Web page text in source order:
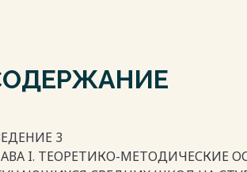
3
I. ТЕОРЕТИКО-МЕТОДИЧЕСКИЕ